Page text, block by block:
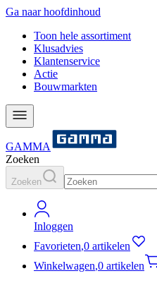
Ga naar hoofdinhoud
Toon hele assortiment
Klusadvies
Klantenservice
Actie
Bouwmarkten
GAMMA
Zoeken
Zoeken
Inloggen
Favorieten,0 artikelen
Winkelwagen,0 artikelen